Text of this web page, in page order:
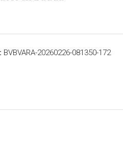
BVBVARA-20260226-081350-172